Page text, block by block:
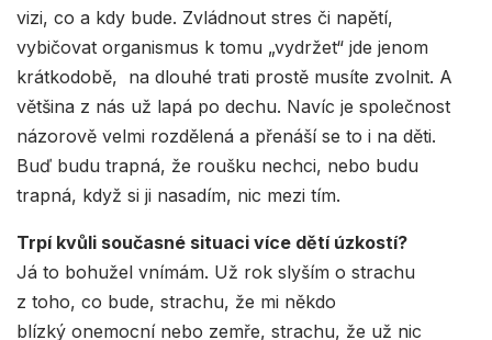
vizi, co a kdy bude. Zvládnout stres či napětí,
vybičovat organismus k tomu „vydržet“ jde jenom
krátkodobě, na dlouhé trati prostě musíte zvolnit. A
většina z nás už lapá po dechu. Navíc je společnost
názorově velmi rozdělená a přenáší se to i na děti.
Buď budu trapná, že roušku nechci, nebo budu
trapná, když si ji nasadím, nic mezi tím.
Trpí kvůli současné situaci více dětí úzkostí?
Já to bohužel vnímám. Už rok slyším o strachu
z toho, co bude, strachu, že mi někdo
blízký onemocní nebo zemře, strachu, že už nic